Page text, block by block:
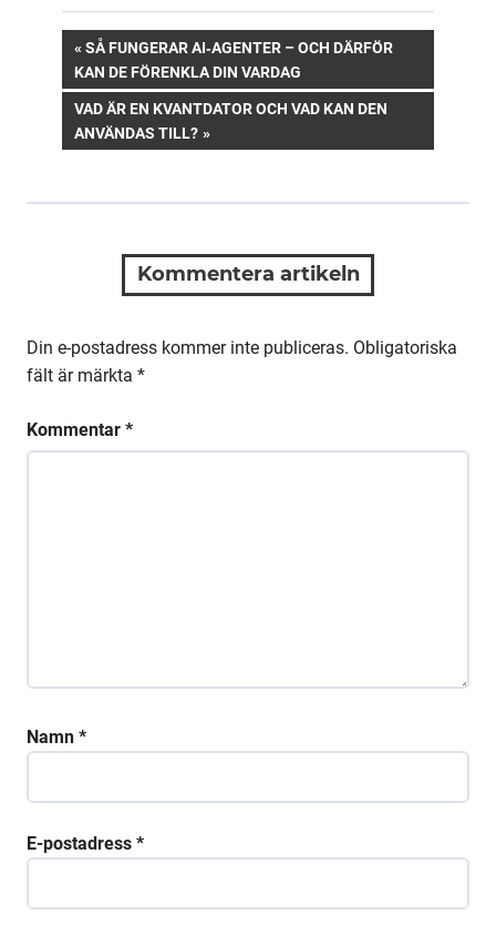
Inläggsnavigering
PREVIOUS
POST:
SÅ FUNGERAR AI‑AGENTER – OCH DÄRFÖR
KAN DE FÖRENKLA DIN VARDAG
NEXT
POST:
VAD ÄR EN KVANTDATOR OCH VAD KAN DEN
ANVÄNDAS TILL?
Kommentera artikeln
Din e-postadress kommer inte publiceras. Obligatoriska
fält är märkta *
Kommentar *
Namn *
E-postadress *